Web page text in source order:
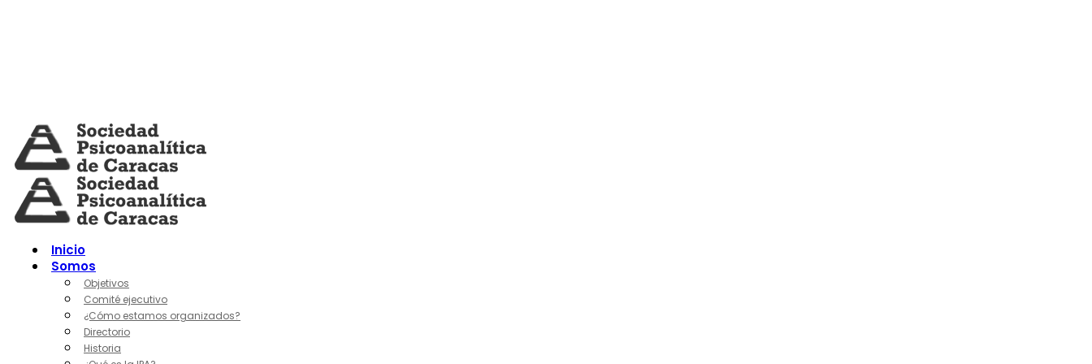
Inicio
Somos
Objetivos
Comité ejecutivo
¿Cómo estamos organizados?
Directorio
Historia